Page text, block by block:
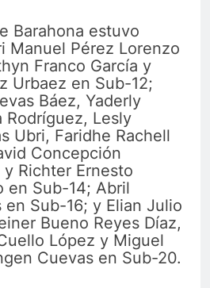
Barahona estuvo
Manuel Pérez Lorenzo
Franco García y
Urbaez en Sub-12;
Báez, Yaderly
Rodríguez, Lesly
Ubri, Faridhe Rachell
Concepción
Richter Ernesto
en Sub-14; Abril
en Sub-16; y Elian Julio
Bueno Reyes Díaz,
López y Miguel
Cuevas en Sub-20.